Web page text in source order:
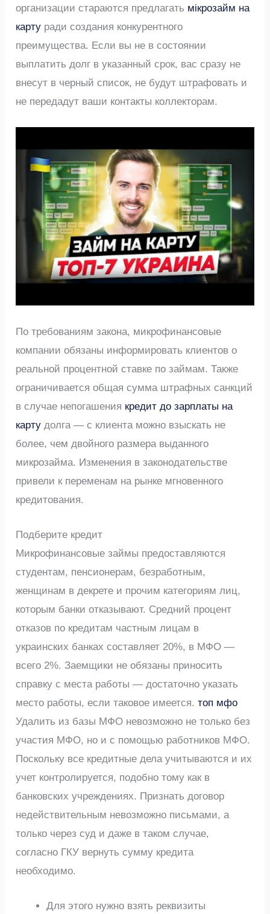
организации стараются предлагать мікрозайм на
карту ради создания конкурентного
преимущества. Если вы не в состоянии
выплатить долг в указанный срок, вас сразу не
внесут в черный список, не будут штрафовать и
не передадут ваши контакты коллекторам.
По требованиям закона, микрофинансовые
компании обязаны информировать клиентов о
реальной процентной ставке по займам. Также
ограничивается общая сумма штрафных санкций
в случае непогашения кредит до зарплаты на
карту долга — с клиента можно взыскать не
более, чем двойного размера выданного
микрозайма. Изменения в законодательстве
привели к переменам на рынке мгновенного
кредитования.
Подберите кредит
Микрофинансовые займы предоставляются
студентам, пенсионерам, безработным,
женщинам в декрете и прочим категориям лиц,
которым банки отказывают. Средний процент
отказов по кредитам частным лицам в
украинских банках составляет 20%, в МФО —
всего 2%. Заемщики не обязаны приносить
справку с места работы — достаточно указать
место работы, если таковое имеется.топ мфо
Удалить из базы МФО невозможно не только без
участия МФО, но и с помощью работников МФО.
Поскольку все кредитные дела учитываются и их
учет контролируется, подобно тому как в
банковских учреждениях. Признать договор
недействительным невозможно письмами, а
только через суд и даже в таком случае,
согласно ГКУ вернуть сумму кредита
необходимо.
Для этого нужно взять реквизиты